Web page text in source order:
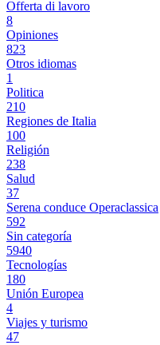
Offerta di lavoro
8
Opiniones
823
Otros idiomas
1
Politica
210
Regiones de Italia
100
Religión
238
Salud
37
Serena conduce Operaclassica
592
Sin categoría
5940
Tecnologías
180
Unión Europea
4
Viajes y turismo
47